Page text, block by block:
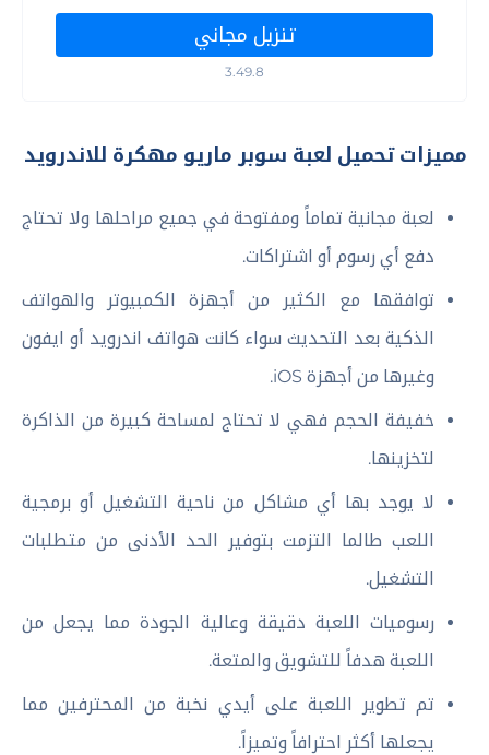
تنزيل مجاني
3.49.8
مميزات تحميل لعبة سوبر ماريو مهكرة للاندرويد
لعبة مجانية تماماً ومفتوحة في جميع مراحلها ولا تحتاج
دفع أي رسوم أو اشتراكات.
توافقها مع الكثير من أجهزة الكمبيوتر والهواتف
الذكية بعد التحديث سواء كانت هواتف اندرويد أو ايفون
وغيرها من أجهزة iOS.
خفيفة الحجم فهي لا تحتاج لمساحة كبيرة من الذاكرة
لتخزينها.
لا يوجد بها أي مشاكل من ناحية التشغيل أو برمجية
اللعب طالما التزمت بتوفير الحد الأدنى من متطلبات
التشغيل.
رسوميات اللعبة دقيقة وعالية الجودة مما يجعل من
اللعبة هدفاً للتشويق والمتعة.
تم تطوير اللعبة على أيدي نخبة من المحترفين مما
يجعلها أكثر احترافاً وتميزاً.